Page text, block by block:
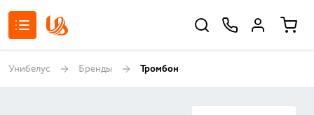
Унибелус Бренды Тромбон